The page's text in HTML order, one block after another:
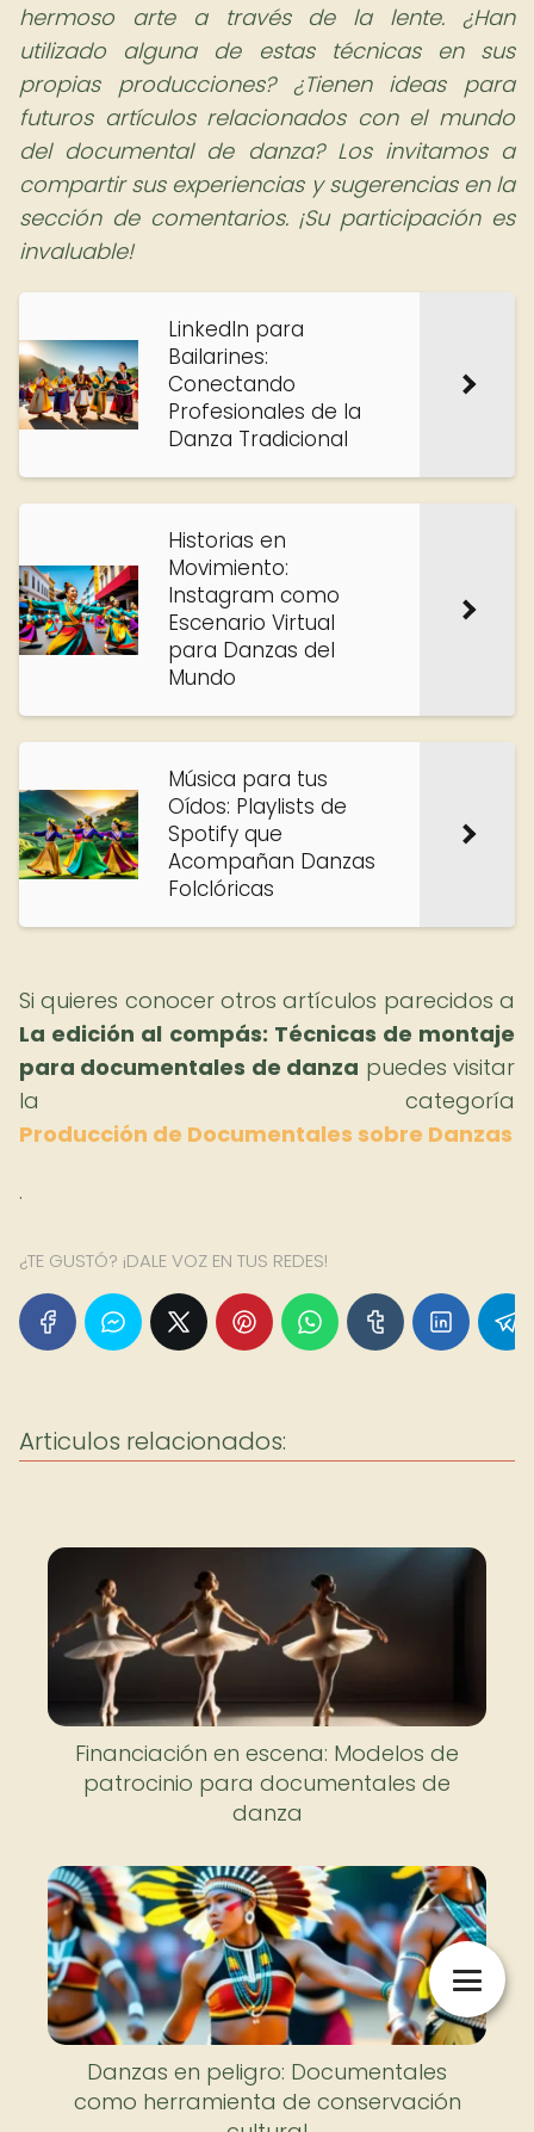
hermoso arte a través de la lente. ¿Han
utilizado alguna de estas técnicas en sus
propias producciones? ¿Tienen ideas para
futuros artículos relacionados con el mundo
del documental de danza? Los invitamos a
compartir sus experiencias y sugerencias en la
sección de comentarios. ¡Su participación es
invaluable!
LinkedIn para
Bailarines:
Conectando
Profesionales de la
Danza Tradicional
Historias en
Movimiento:
Instagram como
Escenario Virtual
para Danzas del
Mundo
Música para tus
Oídos: Playlists de
Spotify que
Acompañan Danzas
Folclóricas
Si quieres conocer otros artículos parecidos a
La edición al compás: Técnicas de montaje
para documentales de danza puedes visitar
la categoría
Producción de Documentales sobre Danzas
.
¿TE GUSTÓ? ¡DALE VOZ EN TUS REDES!
Articulos relacionados:
Financiación en escena: Modelos de
patrocinio para documentales de
danza
Danzas en peligro: Documentales
como herramienta de conservación